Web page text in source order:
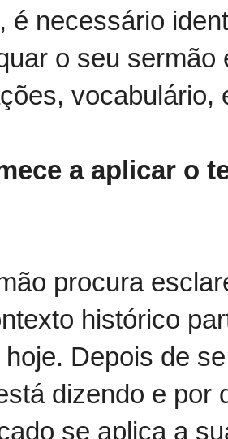
é necessário
o seu
vocabulário,
a aplicar o
procura
histórico
Depois de
dizendo e por
se aplica a